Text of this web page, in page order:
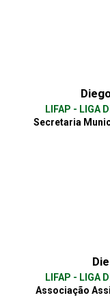
LIFAP - LIGA
Secretaria
LIFAP - LIGA
Associação